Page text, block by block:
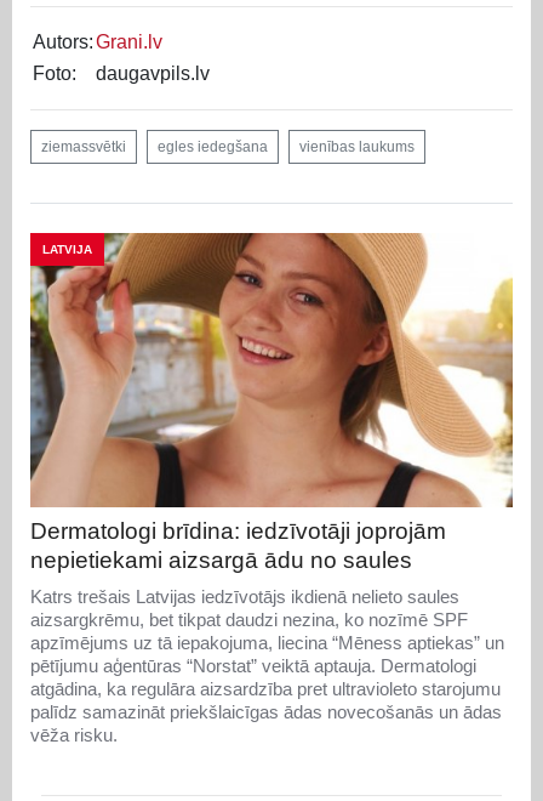
Autors:Grani.lv
Foto:
daugavpils.lv
ziemassvētki egles iedegšana vienības laukums
LATVIJA
Dermatologi brīdina: iedzīvotāji joprojām
nepietiekami aizsargā ādu no saules
Katrs trešais Latvijas iedzīvotājs ikdienā nelieto saules
aizsargkrēmu, bet tikpat daudzi nezina, ko nozīmē SPF
apzīmējums uz tā iepakojuma, liecina “Mēness aptiekas” un
pētījumu aģentūras “Norstat” veiktā aptauja. Dermatologi
atgādina, ka regulāra aizsardzība pret ultravioleto starojumu
palīdz samazināt priekšlaicīgas ādas novecošanās un ādas
vēža risku.